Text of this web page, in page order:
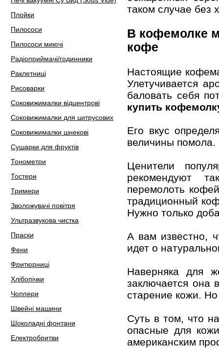
Плойки
Пилососи
Пилососи миючі
Радіоприймачі/годинники
Раклетниці
Рисоварки
Соковижималки відцентрові
Соковижималки для цитрусових
Соковижималки шнекові
Сушарки для фруктів
Тонометри
Тостери
Тримери
Зволожувачі повітря
Ультразвукова чистка
Праски
Фени
Фритюрниці
Хлібопічки
Чоппери
Швейні машини
Шоколадні фонтани
Електробритви
таком случае без
В кофемолке
кофе
Настоящие
Улетучивается
баловать себя
купить
Его вкус
величины помола.
Ценители
рекомендуют
перемолоть
традиционный
Нужно только
А вам известно,
идет о
Наверняка для
заключается
старение кожи.
Суть в том, что
опасные для
американским